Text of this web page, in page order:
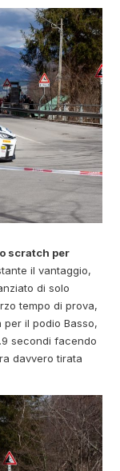
scratch per
il vantaggio,
di solo
tempo di prova,
per il podio Basso,
secondi facendo
davvero tirata